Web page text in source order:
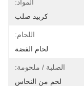
المواد:
كربيد صلب
اللحام:
لحام الفضة
الصلبة / ملحومة:
لحم من النحاس